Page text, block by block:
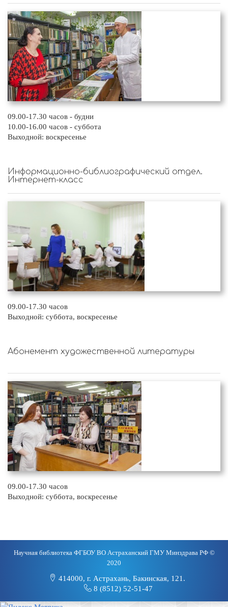
09.00-17.30 часов - будни
10.00-16.00 часов - суббота
Выходной: воскресенье
Информационно-библиографический отдел.
Интернет-класс
09.00-17.30 часов
Выходной: суббота, воскресенье
Абонемент художественной литературы
09.00-17.30 часов
Выходной: суббота, воскресенье
Научная библиотека ФГБОУ ВО Астраханский ГМУ Минздрава РФ ©
2020
414000, г. Астрахань, Бакинская, 121.
8 (8512) 52-51-47